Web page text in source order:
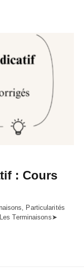
: Cours
Particularités
Terminaisons➤